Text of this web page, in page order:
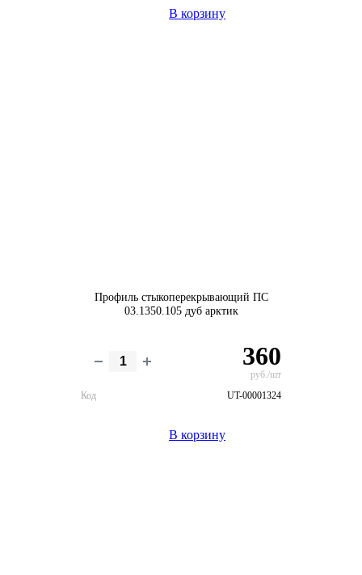
В корзину
Профиль стыкоперекрывающий ПС
03.1350.105 дуб арктик
360
руб./шт
Код
UT-00001324
В корзину